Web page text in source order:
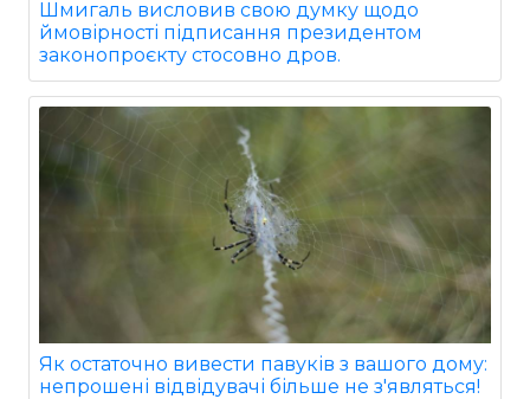
Шмигаль висловив свою думку щодо
ймовірності підписання президентом
законопроєкту стосовно дров.
Як остаточно вивести павуків з вашого дому:
непрошені відвідувачі більше не з'являться!